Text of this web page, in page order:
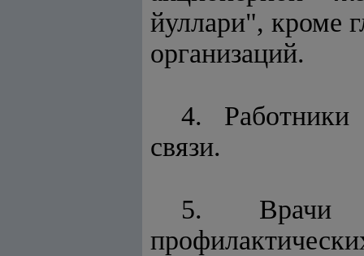
йуллари", кроме
организаций.
4. Работники
связи.
5. Врачи